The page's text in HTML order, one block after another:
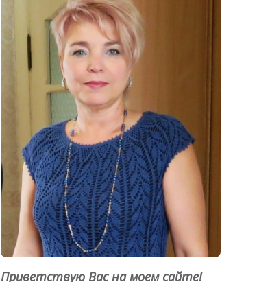
Приветствую Вас на моем сайте!